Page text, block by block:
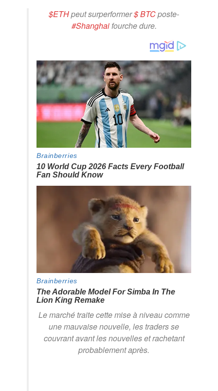
$ETHpeut surperformer$ BTCposte-
#Shanghaifourche dure.
Le marché traite cette mise à niveau comme
une mauvaise nouvelle, les traders se
couvrant avant les nouvelles et rachetant
probablement après.